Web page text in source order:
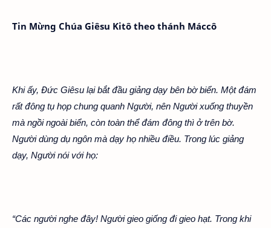
Tin Mừng Chúa Giêsu Kitô theo thánh Máccô
Khi ấy, Đức Giêsu lại bắt đầu giảng dạy bên bờ biển. Một đám
rất đông tụ họp chung quanh Người, nên Người xuống thuyền
mà ngồi ngoài biển, còn toàn thể đám đông thì ở trên bờ.
Người dùng dụ ngôn mà dạy họ nhiều điều. Trong lúc giảng
dạy, Người nói với họ:
“Các người nghe đây! Người gieo giống đi gieo hạt. Trong khi